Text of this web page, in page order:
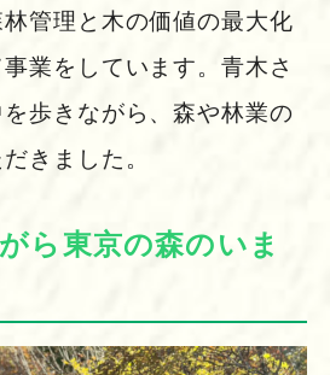
管理と木の価値の最大化
業をしています。青木さ
歩きながら、森や林業の
きました。
ら東京の森のいま